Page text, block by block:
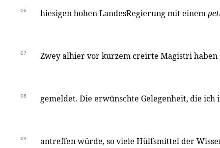
06 hiesigen hohen LandesRegierung mit einem
07 Zwey alhier vor kurzem creirte Magistri haben
08 gemeldet. Die erwünschte Gelegenheit, die ich
09 antreffen würde, so viele Hülfsmittel der